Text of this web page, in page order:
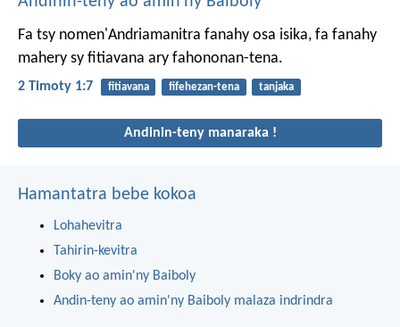
Fa tsy nomen'Andriamanitra fanahy osa isika, fa fanahy
mahery sy fitiavana ary fahononan-tena.
2 Timoty 1:7 fitiavana fifehezan-tena tanjaka
Andinin-teny manaraka !
Hamantatra bebe kokoa
Lohahevitra
Tahirin-kevitra
Boky ao amin'ny Baiboly
Andin-teny ao amin'ny Baiboly malaza indrindra